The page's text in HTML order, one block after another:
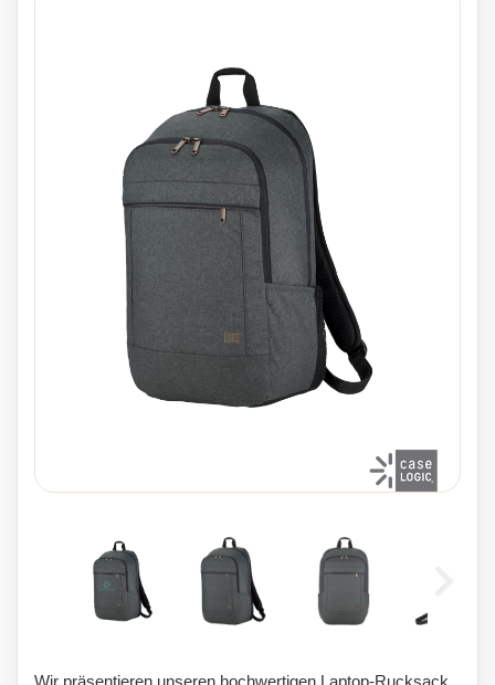
Wir präsentieren unseren hochwertigen Laptop-Rucksack,